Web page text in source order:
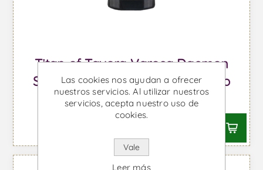
Titan of Tavora Varosa Daemon
Sescenti Sexaginta - Vino Blanco
Desde €594,71 IVA incl.
Las cookies nos ayudan a ofrecer
nuestros servicios. Al utilizar nuestros
servicios, acepta nuestro uso de
cookies.
Vale
Leer más